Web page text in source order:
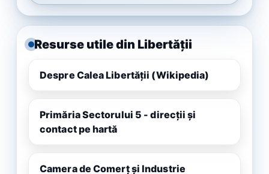
Resurse utile din Libertății
Despre Calea Libertății (Wikipedia)
Primăria Sectorului 5 - direcții și
contact pe hartă
Camera de Comerț și Industrie